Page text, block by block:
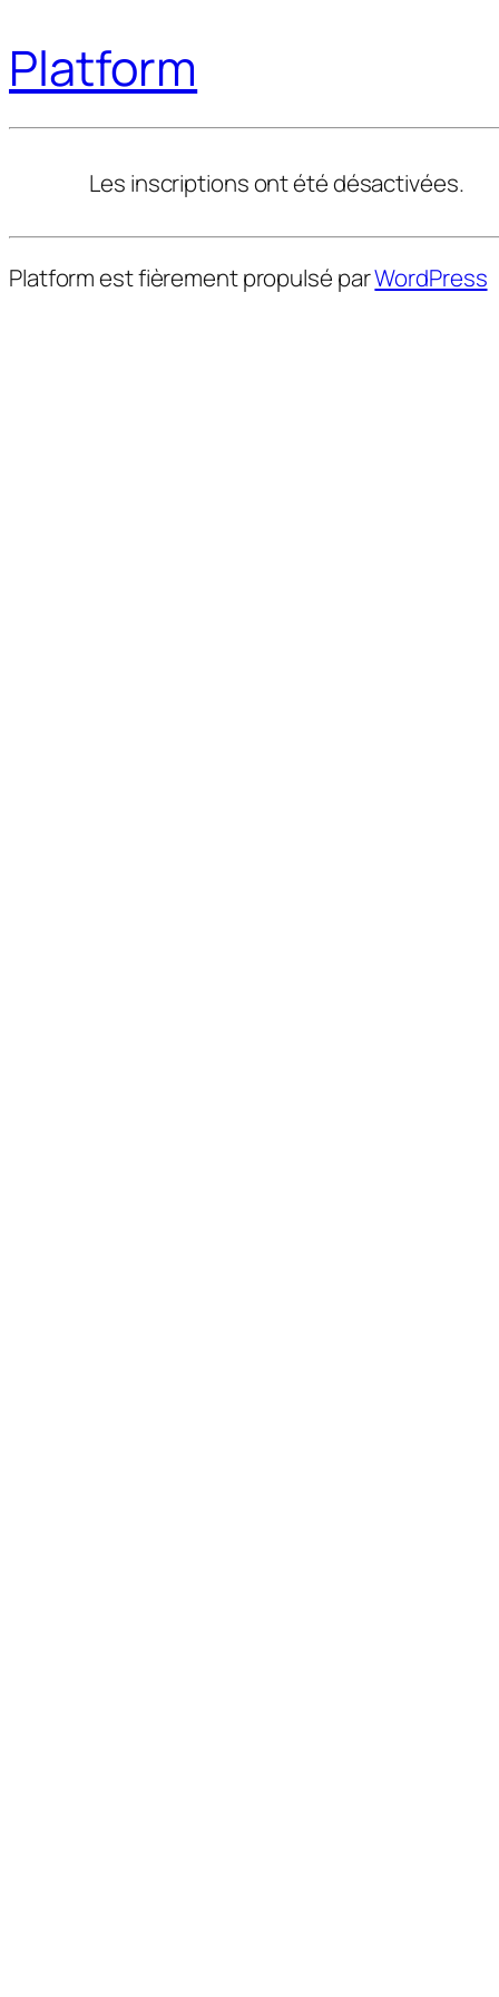
Platform
Les inscriptions ont été désactivées.
Platform est fièrement propulsé parWordPress